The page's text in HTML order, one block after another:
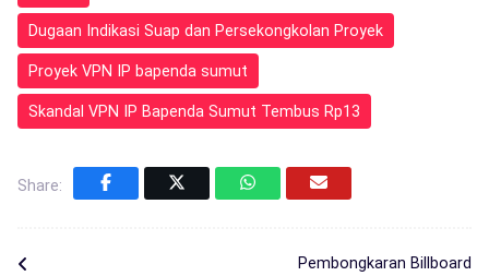
Dugaan Indikasi Suap dan Persekongkolan Proyek
Proyek VPN IP bapenda sumut
Skandal VPN IP Bapenda Sumut Tembus Rp13
Share:
Pembongkaran Billboard